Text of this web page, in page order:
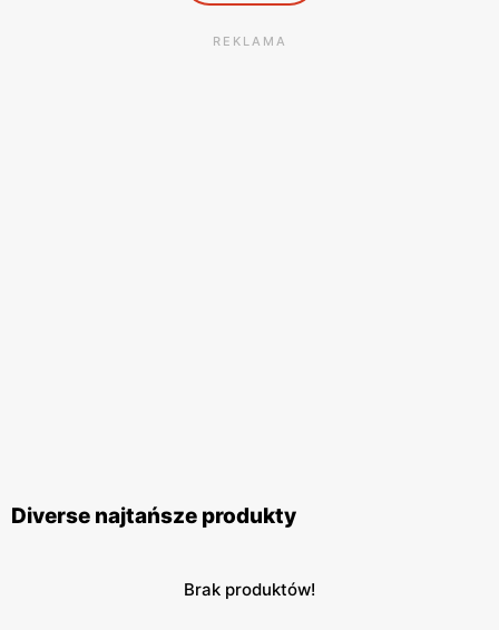
REKLAMA
Diverse najtańsze produkty
Brak produktów!